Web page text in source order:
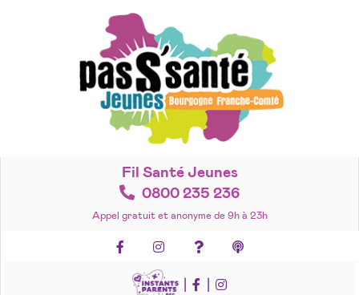
Fil Santé Jeunes
0800 235 236
Appel gratuit et anonyme de 9h à 23h
FacebookInstagramFoire aux questions